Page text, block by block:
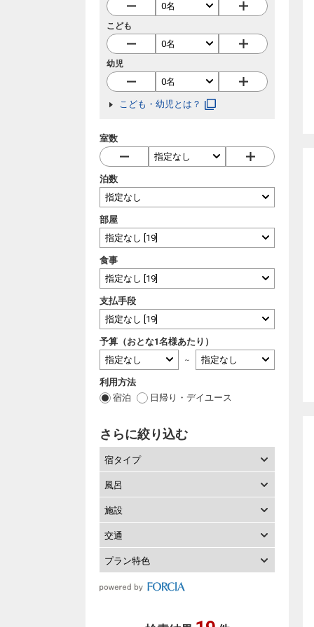
こども
幼児
こども・幼児とは？
室数
泊数
部屋
食事
支払手段
予算（おとな1名様あたり）
～
利用方法
宿泊
日帰り・デイユース
さらに絞り込む
宿タイプ
風呂
施設
交通
プラン特色